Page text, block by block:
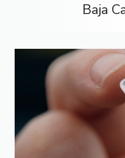
Baja